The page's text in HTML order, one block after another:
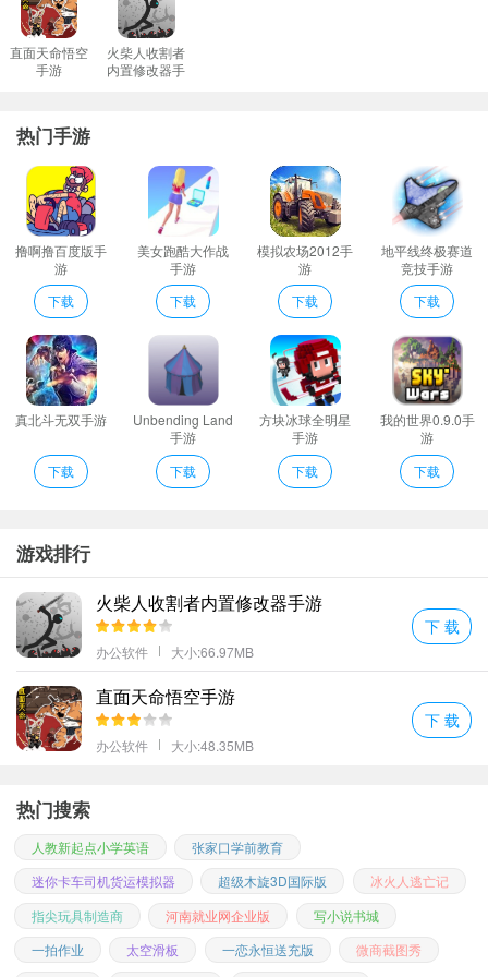
直面天命悟空
手游
火柴人收割者
内置修改器手
热门手游
撸啊撸百度版手
游
下载
美女跑酷大作战
手游
下载
模拟农场2012手
游
下载
地平线终极赛道
竞技手游
下载
真北斗无双手游
下载
Unbending Land
手游
下载
方块冰球全明星
手游
下载
我的世界0.9.0手
游
下载
游戏排行
火柴人收割者内置修改器手游
办公软件 大小:66.97MB
下 载
直面天命悟空手游
办公软件 大小:48.35MB
下 载
热门搜索
人教新起点小学英语
张家口学前教育
迷你卡车司机货运模拟器
超级木旋3D国际版
冰火人逃亡记
指尖玩具制造商
河南就业网企业版
写小说书城
一拍作业
太空滑板 一恋永恒送充版
微商截图秀